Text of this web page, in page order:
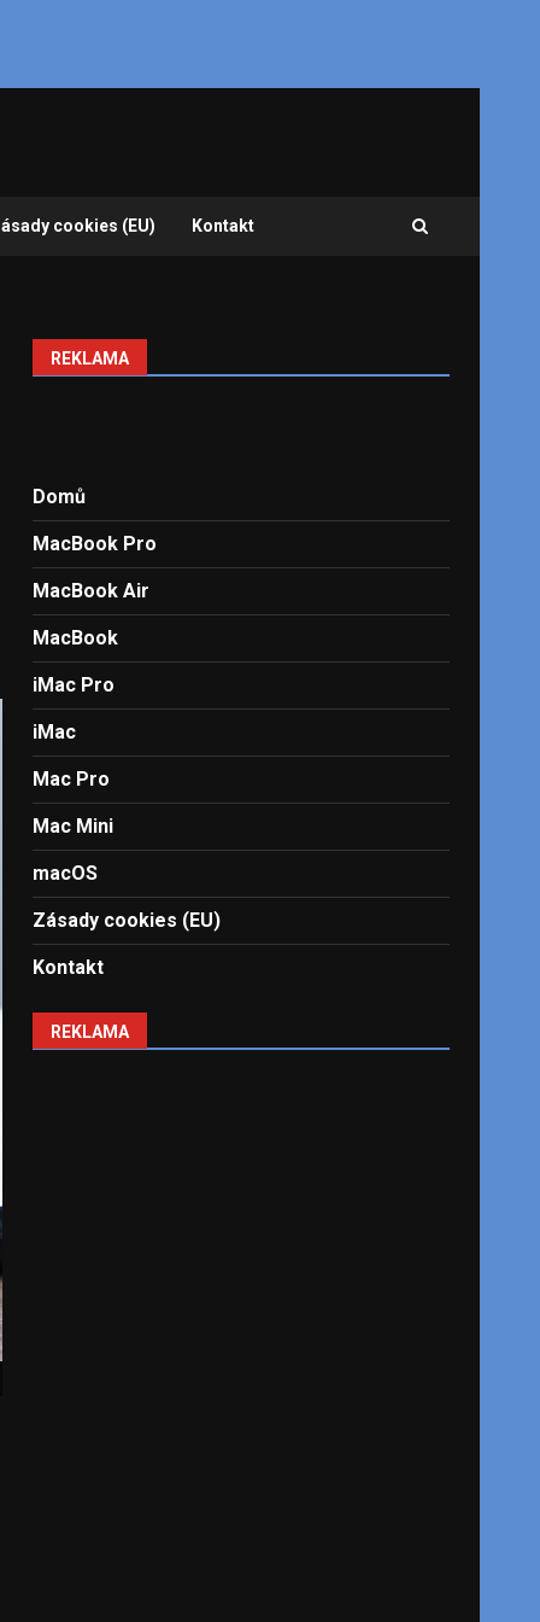
cookies (EU) Kontakt
REKLAMA
Domů
MacBook Pro
MacBook Air
MacBook
iMac Pro
iMac
Mac Pro
Mac Mini
macOS
Zásady cookies (EU)
Kontakt
REKLAMA